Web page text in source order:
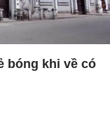
bóng khi về có